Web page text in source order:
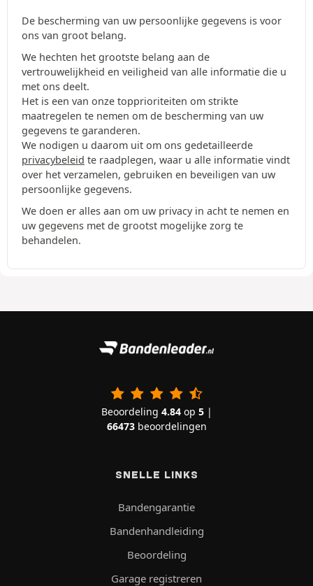
De bescherming van uw persoonlijke gegevens is voor
ons van groot belang.
We hechten het grootste belang aan de
vertrouwelijkheid en veiligheid van alle informatie die u
met ons deelt.
Het is een van onze topprioriteiten om strikte
maatregelen te nemen om de bescherming van uw
gegevens te garanderen.
We nodigen u daarom uit om ons gedetailleerde
privacybeleid te raadplegen, waar u alle informatie vindt
over het verzamelen, gebruiken en beveiligen van uw
persoonlijke gegevens.
We doen er alles aan om uw privacy in acht te nemen en
uw gegevens met de grootst mogelijke zorg te
behandelen.
Beoordeling 4.84op 5|
66473beoordelingen
SNELLE LINKS
Bandengarantie
Bandenhandleiding
Beoordeling
Garage registreren